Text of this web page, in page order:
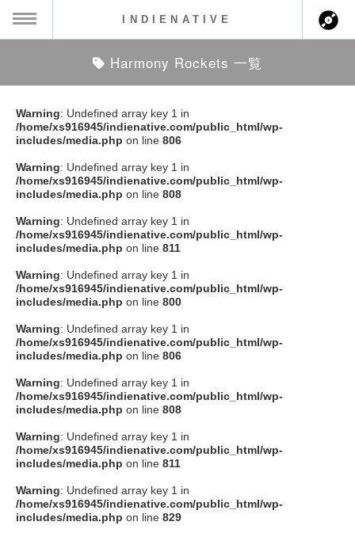
ス情報
ト情報
アーティスト
ション
ト
クト
SOCIAL
Facebook
INDIENATIVE
Harmony Rockets 一覧
Warning: Undefined array key 1 in
/home/xs916945/indienative.com/public_html/wp-
includes/media.php on line 806
Warning: Undefined array key 1 in
/home/xs916945/indienative.com/public_html/wp-
includes/media.php on line 808
Warning: Undefined array key 1 in
/home/xs916945/indienative.com/public_html/wp-
includes/media.php on line 811
Warning: Undefined array key 1 in
/home/xs916945/indienative.com/public_html/wp-
includes/media.php on line 800
Warning: Undefined array key 1 in
/home/xs916945/indienative.com/public_html/wp-
includes/media.php on line 806
Warning: Undefined array key 1 in
/home/xs916945/indienative.com/public_html/wp-
includes/media.php on line 808
Warning: Undefined array key 1 in
/home/xs916945/indienative.com/public_html/wp-
includes/media.php on line 811
Warning: Undefined array key 1 in
/home/xs916945/indienative.com/public_html/wp-
includes/media.php on line 829